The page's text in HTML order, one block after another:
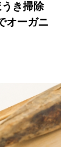
き掃除
オーガニ